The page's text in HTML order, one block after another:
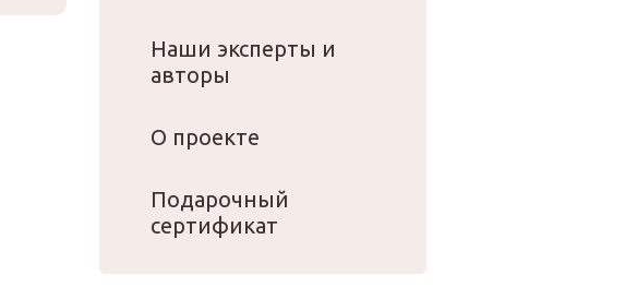
Наши эксперты и
авторы
О проекте
Подарочный
сертификат